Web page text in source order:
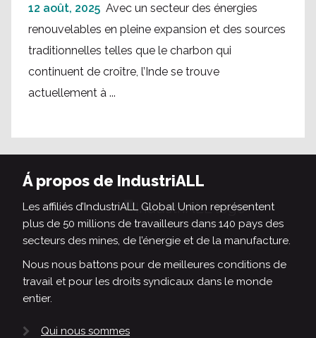
12 août, 2025 Avec un secteur des énergies
renouvelables en pleine expansion et des sources
traditionnelles telles que le charbon qui
continuent de croître, l’Inde se trouve
actuellement à ...
Á propos de IndustriALL
Les affiliés d’IndustriALL Global Union représentent
plus de 50 millions de travailleurs dans 140 pays des
secteurs des mines, de l’énergie et de la manufacture.
Nous nous battons pour de meilleures conditions de
travail et pour les droits syndicaux dans le monde
entier.
Qui nous sommes